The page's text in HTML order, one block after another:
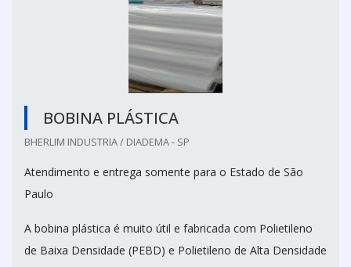
BOBINA PLÁSTICA
BHERLIM INDUSTRIA / DIADEMA - SP
Atendimento e entrega somente para o Estado de São
Paulo
A bobina plástica é muito útil e fabricada com Polietileno
de Baixa Densidade (PEBD) e Polietileno de Alta Densidade